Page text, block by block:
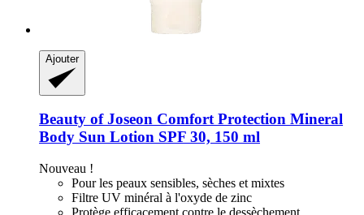
Ajouter
Beauty of Joseon Comfort Protection Mineral
Body Sun Lotion SPF 30, 150 ml
Nouveau !
Pour les peaux sensibles, sèches et mixtes
Filtre UV minéral à l'oxyde de zinc
Protège efficacement contre le dessèchement